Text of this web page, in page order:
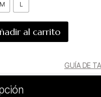
M L
al carrito
GUÍA DE